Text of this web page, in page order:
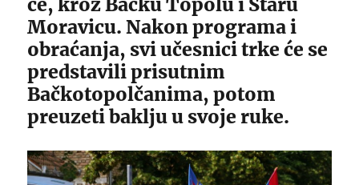
Moravicu. Nakon programa i
obraćanja, svi učesnici trke će se
predstavili prisutnim
Bačkotopolčanima, potom
preuzeti baklju u svoje ruke.